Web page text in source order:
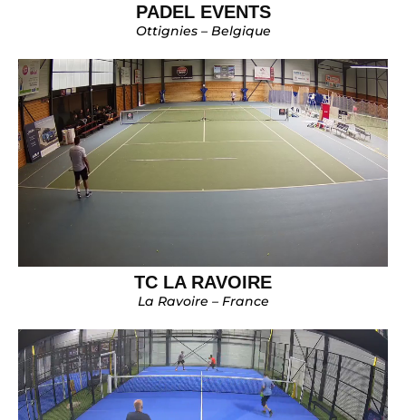
PADEL EVENTS
Ottignies – Belgique
TC LA RAVOIRE
La Ravoire – France